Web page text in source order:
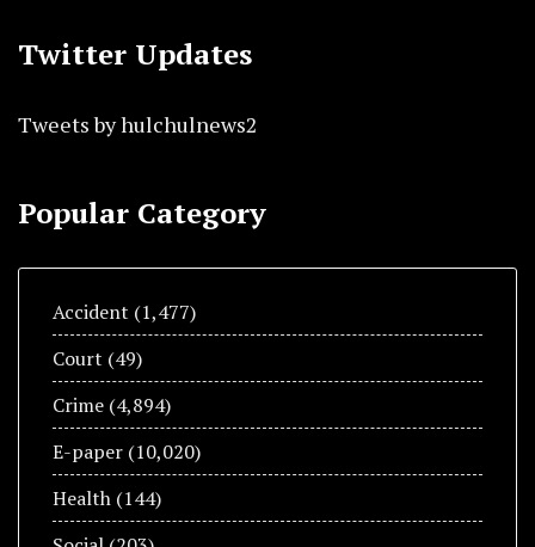
Twitter Updates
Tweets by hulchulnews2
Popular Category
Accident (1,477)
Court (49)
Crime (4,894)
E-paper (10,020)
Health (144)